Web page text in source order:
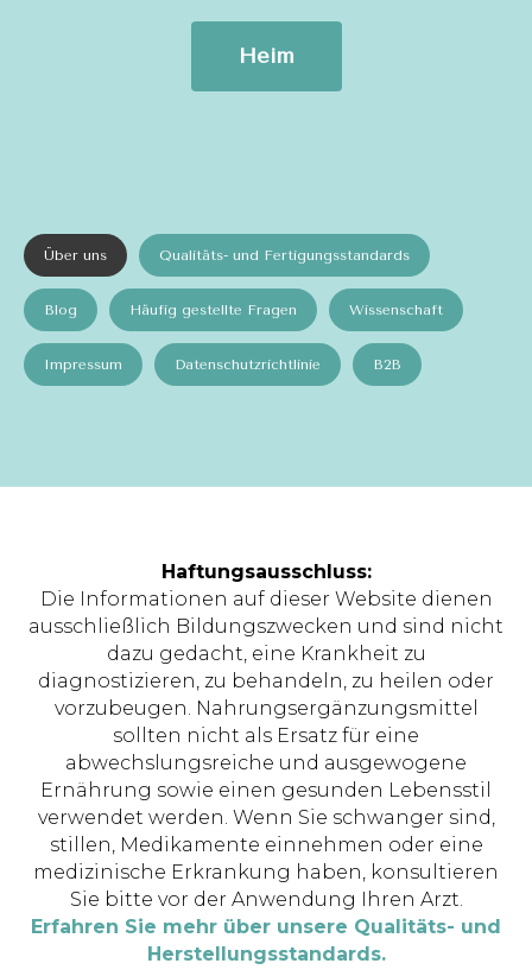
Heim
Über uns Qualitäts- und Fertigungsstandards
Blog Häufig gestellte Fragen Wissenschaft
Impressum Datenschutzrichtlinie B2B
Haftungsausschluss:
Die Informationen auf dieser Website dienen
ausschließlich Bildungszwecken und sind nicht
dazu gedacht, eine Krankheit zu
diagnostizieren, zu behandeln, zu heilen oder
vorzubeugen. Nahrungsergänzungsmittel
sollten nicht als Ersatz für eine
abwechslungsreiche und ausgewogene
Ernährung sowie einen gesunden Lebensstil
verwendet werden. Wenn Sie schwanger sind,
stillen, Medikamente einnehmen oder eine
medizinische Erkrankung haben, konsultieren
Sie bitte vor der Anwendung Ihren Arzt.
Erfahren Sie mehr über unsere Qualitäts- und
Herstellungsstandards.